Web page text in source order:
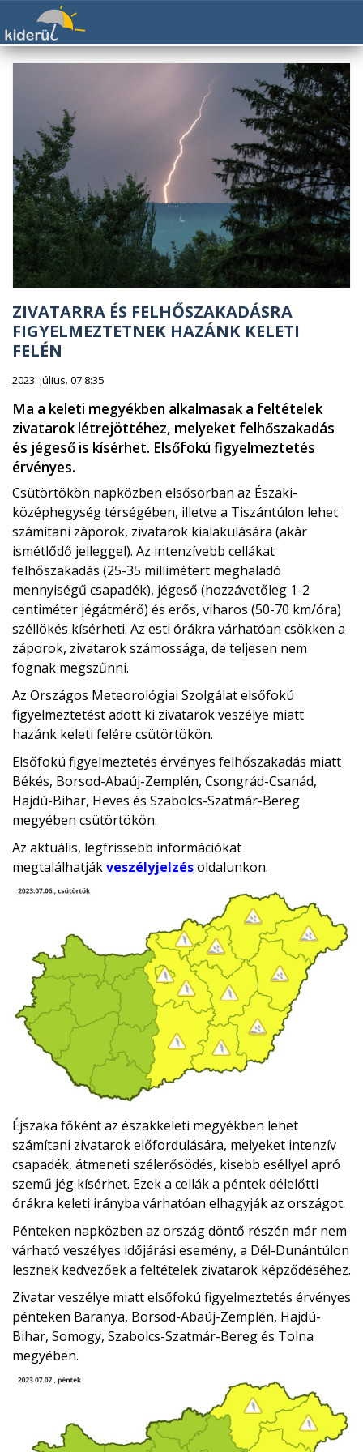
ZIVATARRA ÉS FELHŐSZAKADÁSRA
FIGYELMEZTETNEK HAZÁNK KELETI
FELÉN
2023. július. 07 8:35
Ma a keleti megyékben alkalmasak a feltételek
zivatarok létrejöttéhez, melyeket felhőszakadás
és jégeső is kísérhet. Elsőfokú figyelmeztetés
érvényes.
Csütörtökön napközben elsősorban az Északi-
középhegység térségében, illetve a Tiszántúlon lehet
számítani záporok, zivatarok kialakulására (akár
ismétlődő jelleggel). Az intenzívebb cellákat
felhőszakadás (25-35 millimétert meghaladó
mennyiségű csapadék), jégeső (hozzávetőleg 1-2
centiméter jégátmérő) és erős, viharos (50-70 km/óra)
széllökés kísérheti. Az esti órákra várhatóan csökken a
záporok, zivatarok számossága, de teljesen nem
fognak megszűnni.
Az Országos Meteorológiai Szolgálat elsőfokú
figyelmeztetést adott ki zivatarok veszélye miatt
hazánk keleti felére csütörtökön.
Elsőfokú figyelmeztetés érvényes felhőszakadás miatt
Békés, Borsod-Abaúj-Zemplén, Csongrád-Csanád,
Hajdú-Bihar, Heves és Szabolcs-Szatmár-Bereg
megyében csütörtökön.
Az aktuális, legfrissebb információkat
megtalálhatjákveszélyjelzésoldalunkon.
Éjszaka főként az északkeleti megyékben lehet
számítani zivatarok előfordulására, melyeket intenzív
csapadék, átmeneti szélerősödés, kisebb eséllyel apró
szemű jég kísérhet. Ezek a cellák a péntek délelőtti
órákra keleti irányba várhatóan elhagyják az országot.
Pénteken napközben az ország döntő részén már nem
várható veszélyes időjárási esemény, a Dél-Dunántúlon
lesznek kedvezőek a feltételek zivatarok képződéséhez.
Zivatar veszélye miatt elsőfokú figyelmeztetés érvényes
pénteken Baranya, Borsod-Abaúj-Zemplén, Hajdú-
Bihar, Somogy, Szabolcs-Szatmár-Bereg és Tolna
megyében.